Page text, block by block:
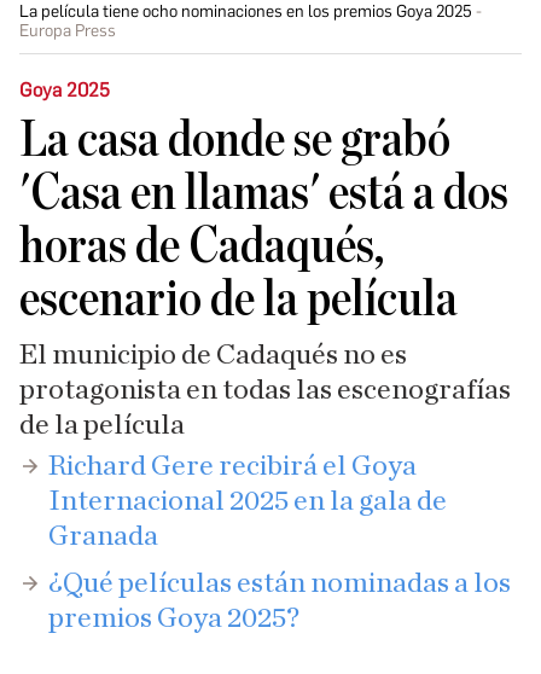
La película tiene ocho nominaciones en los premios Goya 2025
Europa Press
Goya 2025
La casa donde se grabó
'Casa en llamas' está a dos
horas de Cadaqués,
escenario de la película
El municipio de Cadaqués no es
protagonista en todas las escenografías
de la película
Richard Gere recibirá el Goya
Internacional 2025 en la gala de
Granada
¿Qué películas están nominadas a los
premios Goya 2025?